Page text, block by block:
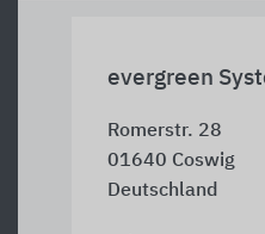
evergreen
Romerstr. 28
01640 Coswig
Deutschland